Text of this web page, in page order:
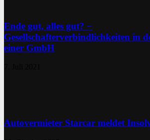
Ende gut, alles gut? −
Gesellschafterverbindlichkeiten in
einer GmbH
Autovermieter Starcar meldet